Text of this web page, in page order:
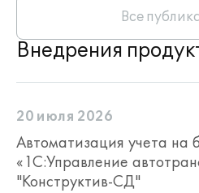
Все
Внедрения
20 июля 2026
Автоматизация учета на
«1С:Управление
"Конструктив-СД"